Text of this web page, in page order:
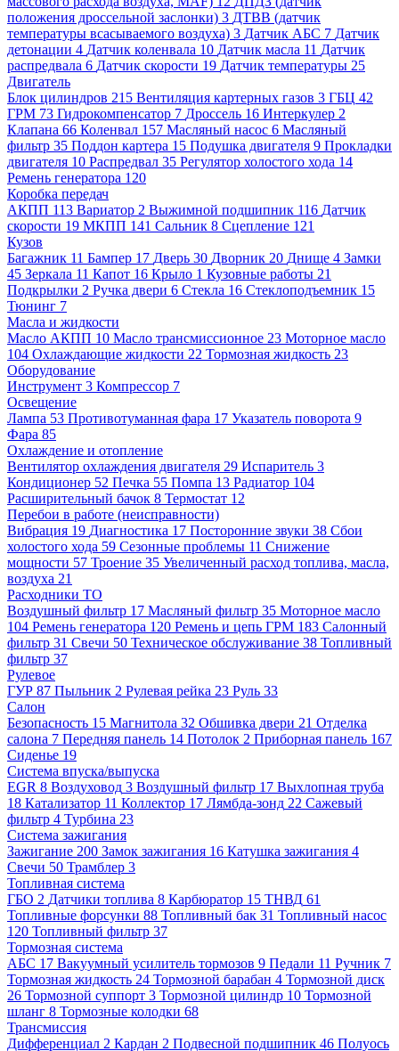
положения дроссельной заслонки) 3 ДТВВ (датчик
температуры всасываемого воздуха) 3 Датчик АБС 7 Датчик
детонации 4 Датчик коленвала 10 Датчик масла 11 Датчик
распредвала 6 Датчик скорости 19 Датчик температуры 25
Двигатель
Блок цилиндров 215 Вентиляция картерных газов 3 ГБЦ 42
ГРМ 73 Гидрокомпенсатор 7 Дроссель 16 Интеркулер 2
Клапана 66 Коленвал 157 Масляный насос 6 Масляный
фильтр 35 Поддон картера 15 Подушка двигателя 9 Прокладки
двигателя 10 Распредвал 35 Регулятор холостого хода 14
Ремень генератора 120
Коробка передач
АКПП 113 Вариатор 2 Выжимной подшипник 116 Датчик
скорости 19 МКПП 141 Сальник 8 Сцепление 121
Кузов
Багажник 11 Бампер 17 Дверь 30 Дворник 20 Днище 4 Замки
45 Зеркала 11 Капот 16 Крыло 1 Кузовные работы 21
Подкрылки 2 Ручка двери 6 Стекла 16 Стеклоподъемник 15
Тюнинг 7
Масла и жидкости
Масло АКПП 10 Масло трансмиссионное 23 Моторное масло
104 Охлаждающие жидкости 22 Тормозная жидкость 23
Оборудование
Инструмент 3 Компрессор 7
Освещение
Лампа 53 Противотуманная фара 17 Указатель поворота 9
Фара 85
Охлаждение и отопление
Вентилятор охлаждения двигателя 29 Испаритель 3
Кондиционер 52 Печка 55 Помпа 13 Радиатор 104
Расширительный бачок 8 Термостат 12
Перебои в работе (неисправности)
Вибрация 19 Диагностика 17 Посторонние звуки 38 Сбои
холостого хода 59 Сезонные проблемы 11 Снижение
мощности 57 Троение 35 Увеличенный расход топлива, масла,
воздуха 21
Расходники ТО
Воздушный фильтр 17 Масляный фильтр 35 Моторное масло
104 Ремень генератора 120 Ремень и цепь ГРМ 183 Салонный
фильтр 31 Свечи 50 Техническое обслуживание 38 Топливный
фильтр 37
Рулевое
ГУР 87 Пыльник 2 Рулевая рейка 23 Руль 33
Салон
Безопасность 15 Магнитола 32 Обшивка двери 21 Отделка
салона 7 Передняя панель 14 Потолок 2 Приборная панель 167
Сиденье 19
Система впуска/выпуска
EGR 8 Воздуховод 3 Воздушный фильтр 17 Выхлопная труба
18 Катализатор 11 Коллектор 17 Лямбда-зонд 22 Сажевый
фильтр 4 Турбина 23
Система зажигания
Зажигание 200 Замок зажигания 16 Катушка зажигания 4
Свечи 50 Трамблер 3
Топливная система
ГБО 2 Датчики топлива 8 Карбюратор 15 ТНВД 61
Топливные форсунки 88 Топливный бак 31 Топливный насос
120 Топливный фильтр 37
Тормозная система
АБС 17 Вакуумный усилитель тормозов 9 Педали 11 Ручник 7
Тормозная жидкость 24 Тормозной барабан 4 Тормозной диск
26 Тормозной суппорт 3 Тормозной цилиндр 10 Тормозной
шланг 8 Тормозные колодки 68
Трансмиссия
Дифференциал 2 Кардан 2 Подвесной подшипник 46 Полуось